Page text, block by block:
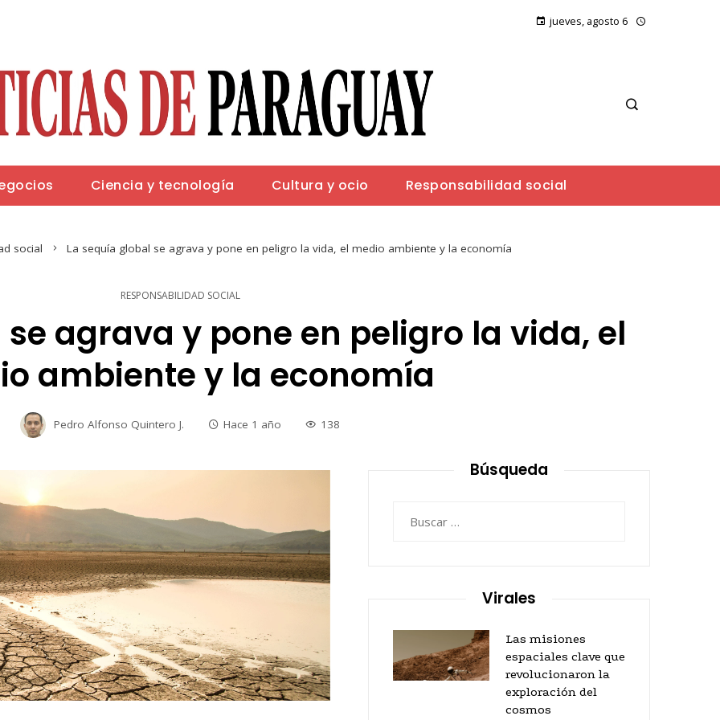
jueves, agosto 6
Ciencia y tecnología Cultura y ocio Responsabilidad social
social La sequía global se agrava y pone en peligro la vida, el medio ambiente y la economía
RESPONSABILIDAD SOCIAL
agrava y pone en peligro la vida, el
ambiente y la economía
Pedro Alfonso Quintero J. Hace 1 año 138
Búsqueda
Virales
Las misiones
espaciales clave que
revolucionaron la
exploración del
cosmos